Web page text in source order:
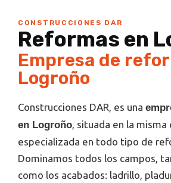
CONSTRUCCIONES DAR
Reformas en
Empresa de
Logroño
Construcciones DAR, es una
en Logroño, situada en la misma
especializada en todo tipo de
Dominamos todos los campos,
como los acabados: ladrillo,